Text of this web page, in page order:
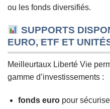
ou les fonds diversifiés.
SUPPORTS
EURO, ETF ET
Meilleurtaux Liberté Vie
gamme d’investissements :
fonds europour